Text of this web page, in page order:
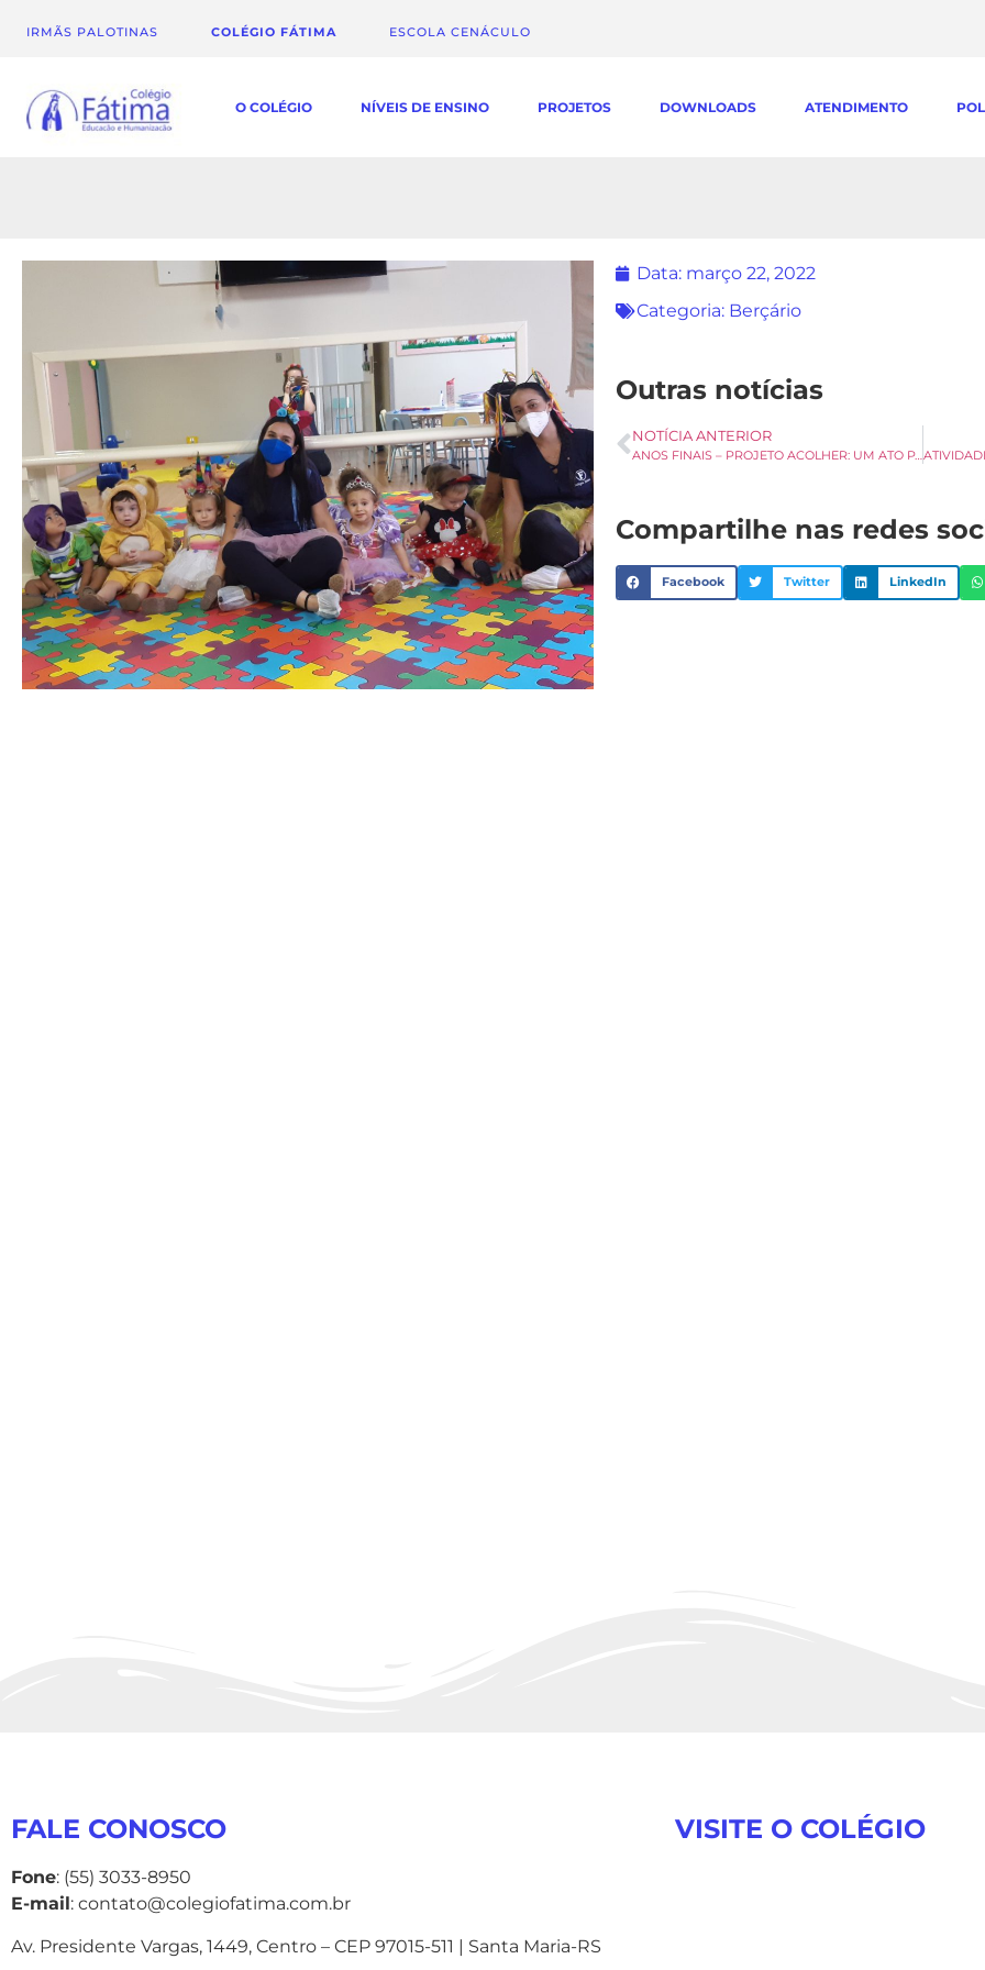
IRMÃS PALOTINAS COLÉGIO FÁTIMA ESCOLA CENÁCULO
O COLÉGIO NÍVEIS DE ENSINO PROJETOS DOWNLOADS ATENDIMENTO
Data: março 22, 2022
Categoria: Berçário
Outras notícias
NOTÍCIA ANTERIOR
ANOS FINAIS – PROJETO ACOLHER: UM ATO PALOTINO
Compartilhe nas redes
Facebook Twitter LinkedIn
FALE CONOSCO
Fone: (55) 3033-8950
E-mail: contato@colegiofatima.com.br
Av. Presidente Vargas, 1449, Centro – CEP 97015-511 | Santa Maria-RS
VISITE O COLÉGIO